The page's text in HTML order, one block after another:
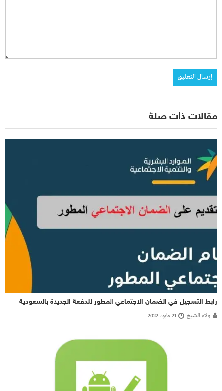
مقالات ذات صلة
رابط التسجيل في الضمان الاجتماعي المطور للدفعة الجديدة بالسعودية
ولاء الشيخ 21 مايو، 2022